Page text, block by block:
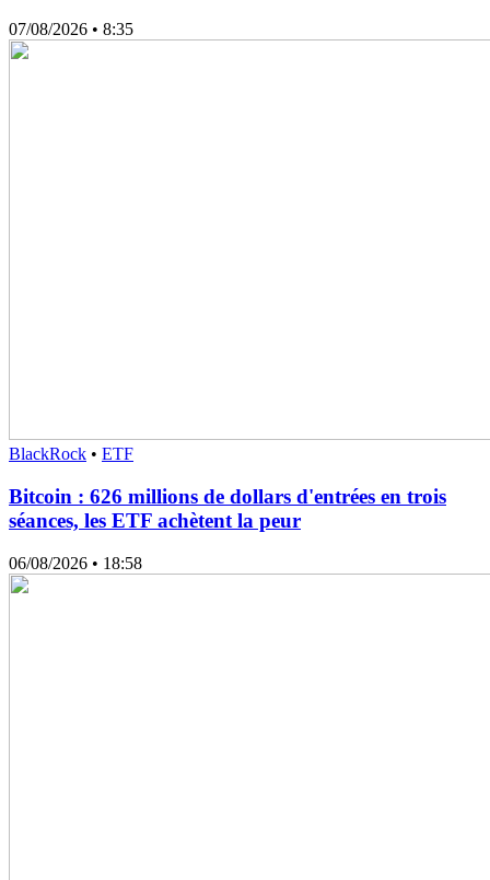
07/08/2026 • 8:35
BlackRock • ETF
Bitcoin : 626 millions de dollars d'entrées en trois
séances, les ETF achètent la peur
06/08/2026 • 18:58